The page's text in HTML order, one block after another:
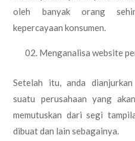
oleh banyak orang
kepercayaan konsumen.
Menganalisa website
Setelah itu, anda
suatu perusahaan yang
memutuskan dari segi
dibuat dan lain sebagainya.